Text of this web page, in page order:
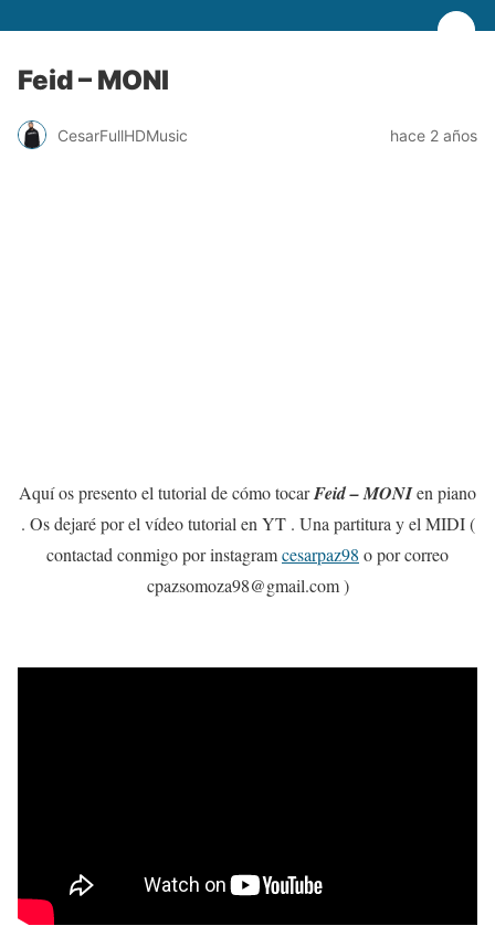
Feid – MONI
CesarFullHDMusic hace 2 años
Aquí os presento el tutorial de cómo tocarFeid – MONIen piano
. Os dejaré por el vídeo tutorial en YT . Una partitura y el MIDI (
contactad conmigo por instagramcesarpaz98 o por correo
cpazsomoza98@gmail.com )